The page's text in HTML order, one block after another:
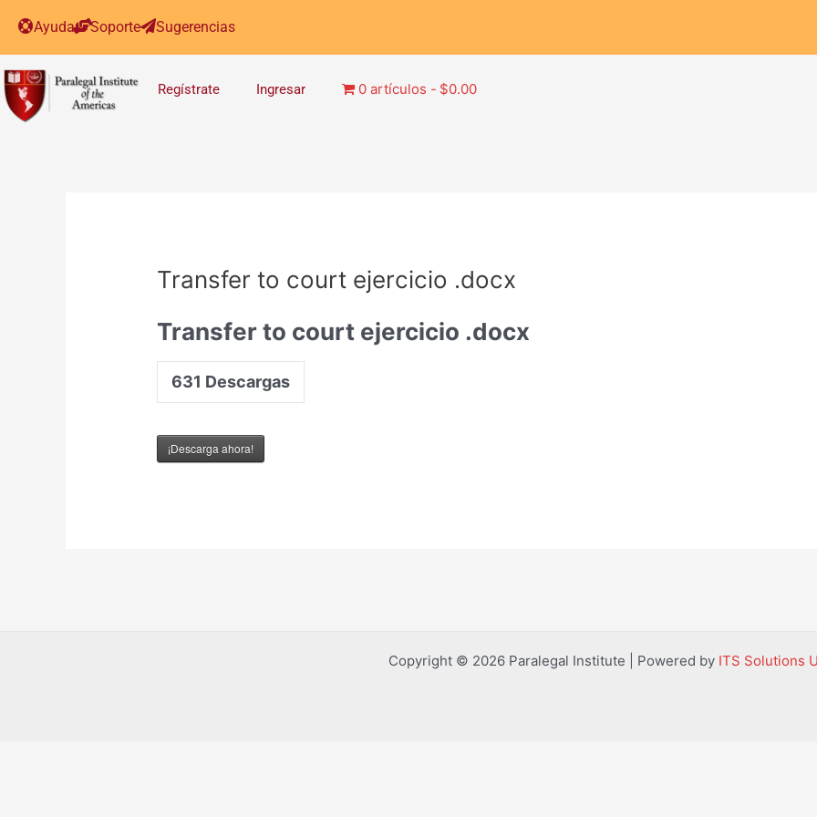
Ayuda Soporte Sugerencias
Regístrate Ingresar 0 artículos $0.00
Transfer to court ejercicio .docx
Transfer to court ejercicio .docx
631 Descargas
¡Descarga ahora!
navigation
Copyright © 2026 Paralegal Institute | Powered by ITS Solutions